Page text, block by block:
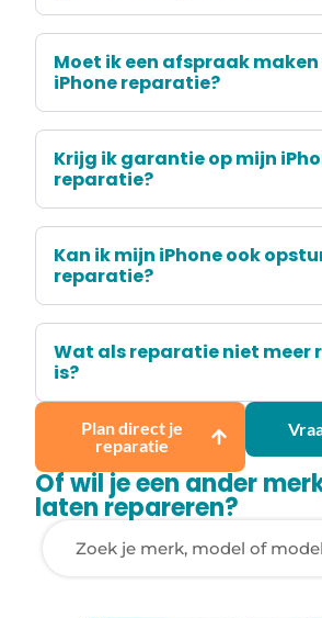
Moet ik een afspraak maken
iPhone reparatie?
Krijg ik garantie op mijn
reparatie?
Kan ik mijn iPhone ook
reparatie?
Wat als reparatie niet meer
is?
Plan direct je
reparatie
Of wil je een ander
laten repareren?